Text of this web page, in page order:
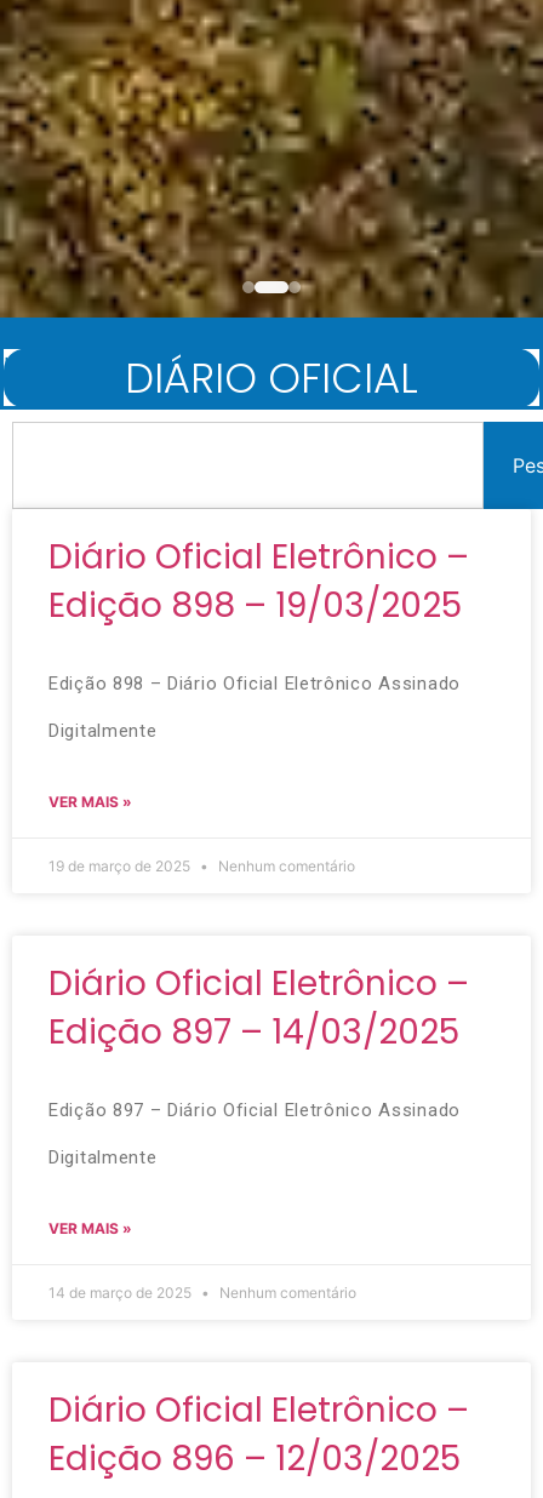
DIÁRIO OFICIAL
Início Diário Oficial
Diário Oficial Eletrônico –
Edição 898 – 19/03/2025
Edição 898 – Diário Oficial Eletrônico Assinado
Digitalmente
VER MAIS »
19 de março de 2025 Nenhum comentário
Diário Oficial Eletrônico –
Edição 897 – 14/03/2025
Edição 897 – Diário Oficial Eletrônico Assinado
Digitalmente
VER MAIS »
14 de março de 2025 Nenhum comentário
Diário Oficial Eletrônico –
Edição 896 – 12/03/2025